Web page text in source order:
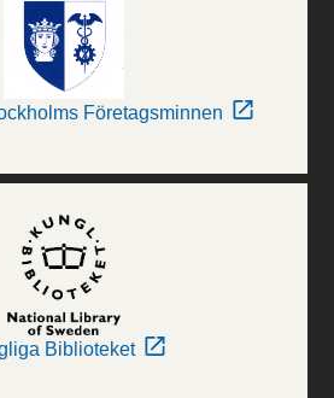
Företagsminnen
Biblioteket